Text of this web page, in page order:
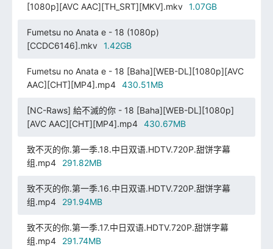
[1080p][AVC AAC][TH_SRT][MKV].mkv
1.07GB
Fumetsu no Anata e - 18 (1080p)
[CCDC6146].mkv
1.42GB
Fumetsu no Anata e - 18 [Baha][WEB-DL][1080p][AVC
AAC][CHT][MP4].mp4
430.51MB
[NC-Raws] 給不滅的你 - 18 [Baha][WEB-DL][1080p]
[AVC AAC][CHT][MP4].mp4
430.67MB
致不灭的你.第一季.18.中日双语.HDTV.720P.甜饼字幕
组.mp4
291.82MB
致不灭的你.第一季.16.中日双语.HDTV.720P.甜饼字幕
组.mp4
291.94MB
致不灭的你.第一季.17.中日双语.HDTV.720P.甜饼字幕
组.mp4
291.74MB